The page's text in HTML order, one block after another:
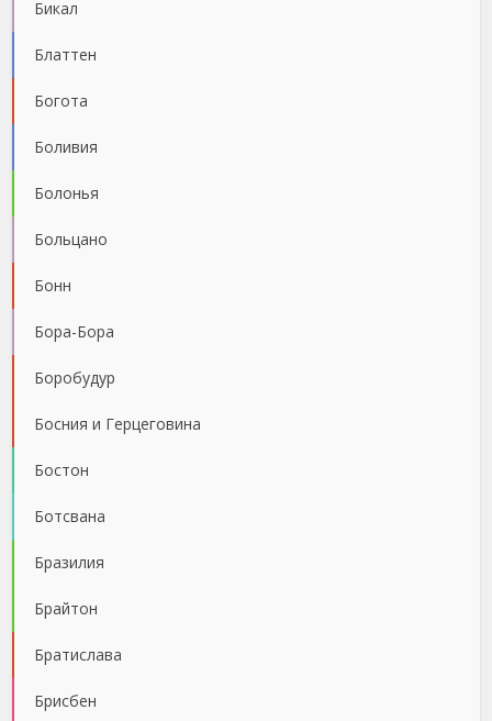
Бикал
Блаттен
Богота
Боливия
Болонья
Больцано
Бонн
Бора-Бора
Боробудур
Босния и Герцеговина
Бостон
Ботсвана
Бразилия
Брайтон
Братислава
Брисбен